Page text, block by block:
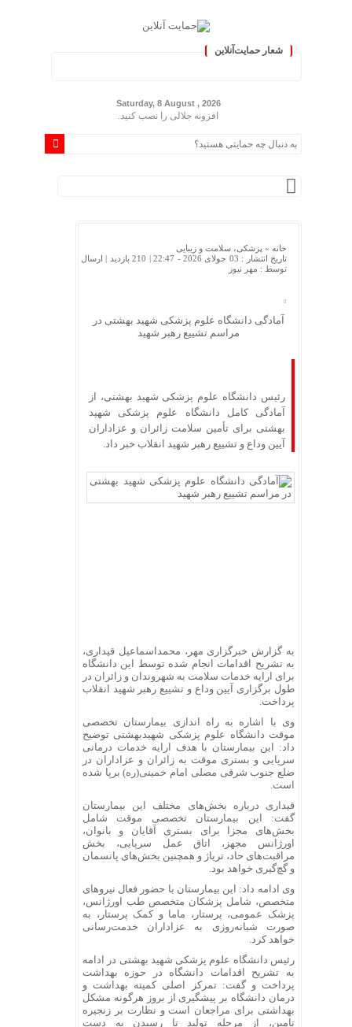
شعار حمایت‌آنلاین
Saturday, 8 August , 2026
افزونه جلالی را نصب کنید.
خانه » پزشکی، سلامت و زیبایی
تاریخ انتشار : 03 جولای 2026 - 22:47 |
210 بازدید
| ارسال
توسط : مهر نیوز
آمادگی دانشگاه علوم پزشکی شهید بهشتی در
مراسم تشییع رهبر شهید
رئیس دانشگاه علوم پزشکی شهید بهشتی، از
آمادگی کامل دانشگاه علوم پزشکی شهید
بهشتی برای تأمین سلامت زائران و عزاداران
آیین وداع و تشییع رهبر شهید انقلاب خبر داد.‌
به گزارش خبرگزاری مهر، محمداسماعیل قیداری،
به تشریح اقدامات انجام شده توسط این دانشگاه
برای ارایه خدمات سلامت به شهروندان و زائران در
طول برگزاری آیین وداع و تشییع رهبر شهید انقلاب
پرداخت.
وی با اشاره به راه اندازی بیمارستان تخصصی
موقت دانشگاه علوم پزشکی شهیدبهشتی توضیح
داد: این بیمارستان با هدف ارایه خدمات درمانی
سرپایی و بستری موقت به زائران و عزاداران در
ضلع جنوب شرقی مصلی امام خمینی(ره) برپا شده
است.
قیداری درباره بخش‌های مختلف این بیمارستان
گفت: این بیمارستان تخصصی موقت شامل
بخش‌های مجزا برای بستری آقایان و بانوان،
اورژانس مجهز، اتاق عمل سرپایی، بخش
مراقبت‌های حاد، تریاژ و همچنین بخش‌های پانسمان
و گچ‌گیری خواهد بود.
وی ادامه داد: این بیمارستان با حضور فعال نیروهای
متخصص، شامل پزشکان متخصص طب اورژانس،
پزشک عمومی، پرستار، ماما و کمک پرستار، به
صورت شبانه‌روزی به عزاداران خدمت‌رسانی
خواهد کرد.
رئیس دانشگاه علوم پزشکی شهید بهشتی در ادامه
به تشریح اقدامات دانشگاه در حوزه بهداشت
پرداخت و گفت: تمرکز اصلی کمیته بهداشت و
درمان دانشگاه بر پیشگیری از بروز هرگونه مشکل
بهداشتی برای مراجعان است و نظارت بر زنجیره
تامین، از مرحله تولید تا رسیدن به دست